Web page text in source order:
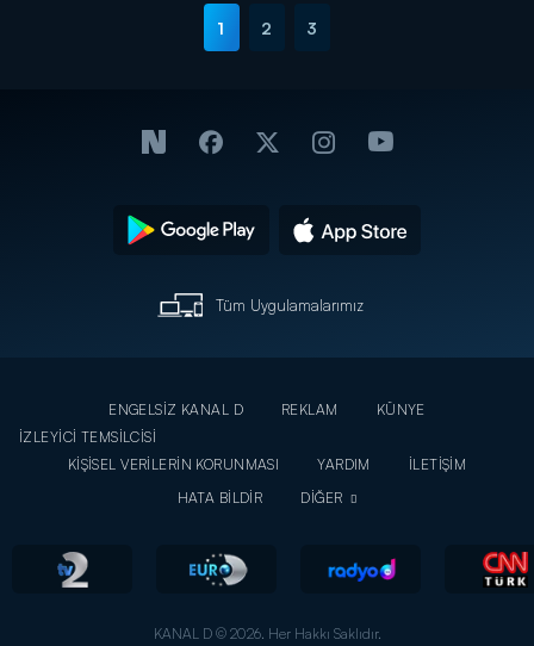
1 2 3
Tüm Uygulamalarımız
ENGELSİZ KANAL D REKLAM
KÜNYE
İZLEYİCİ TEMSİLCİSİ
KİŞİSEL VERİLERİN KORUNMASI
YARDIM
İLETİŞİM
HATA BİLDİR
DİĞER
KANAL D © 2026. Her Hakkı Saklıdır.